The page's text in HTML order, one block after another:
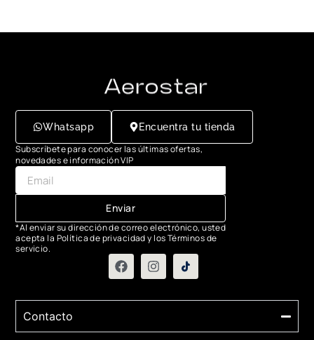
Whatsapp Encuentra tu tienda
Subscríbete para conocer las últimas ofertas,
novedades e información VIP
Enviar
*Al enviar su dirección de correo electrónico, usted
acepta la Política de privacidad y los Términos de
servicio.
Contacto